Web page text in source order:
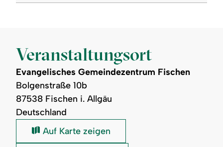
Veranstaltungsort
Evangelisches Gemeindezentrum Fischen
Bolgenstraße 10b
87538 Fischen i. Allgäu
Deutschland
Evangelisches
Gemeindezentrum
Auf Karte zeigen